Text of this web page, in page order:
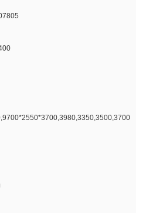
*2550*3700,3980,3350,3500,3700